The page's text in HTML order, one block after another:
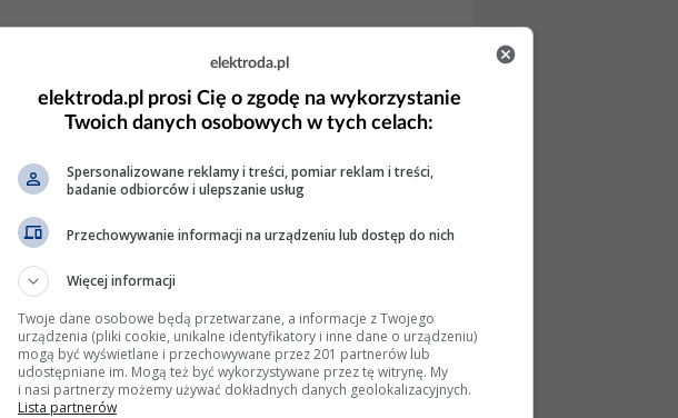
9 Wyświetleń: 19761
wilgotności - jakie działania?
skrzynki w garażu 3x4mm2 - różnicówka: 25A -bezpiecznik
10m) przez przełącznik, na końcu gniazdko
pomieszczeniu, z kratkami. Wilgotność oraz temperatura...
2514
to kwestia zbyt małego bezpiecznika?
znacznie większy. Odbiornik 11kW, to nie jest odkurzacz.
elektroda.pl
elektroda.pl prosi Cię o zgodę na wykorzystanie
Twoich danych osobowych w tych celach:
Spersonalizowane reklamy i treści, pomiar reklam i treści,
badanie odbiorców i ulepszanie usług
Przechowywanie informacji na urządzeniu lub dostęp do nich
Więcej informacji
Twoje dane osobowe będą przetwarzane, a informacje z Twojego
urządzenia (pliki cookie, unikalne identyfikatory i inne dane o urządzeniu)
mogą być wyświetlane i przechowywane przez 201 partnerów lub
udostępniane im. Mogą też być wykorzystywane przez tę witrynę. My
i nasi partnerzy możemy używać dokładnych danych geolokalizacyjnych.
Lista partnerów